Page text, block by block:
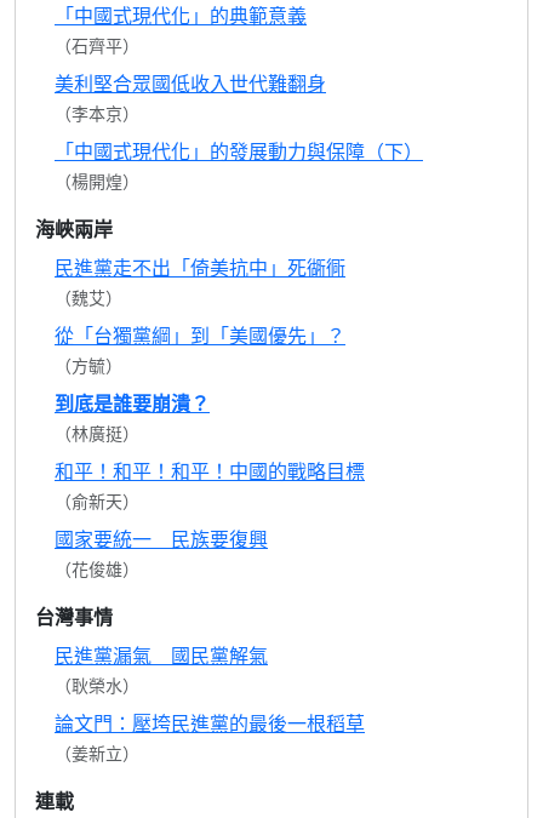
「中國式現代化」的典範意義
（石齊平）
美利堅合眾國低收入世代難翻身
（李本京）
「中國式現代化」的發展動力與保障（下）
（楊開煌）
海峽兩岸
民進黨走不出「倚美抗中」死衚衕
（魏艾）
從「台獨黨綱」到「美國優先」？
（方毓）
到底是誰要崩潰？
（林廣挺）
和平！和平！和平！中國的戰略目標
（俞新天）
國家要統一 民族要復興
（花俊雄）
台灣事情
民進黨漏氣 國民黨解氣
（耿榮水）
論文門：壓垮民進黨的最後一根稻草
（姜新立）
連載